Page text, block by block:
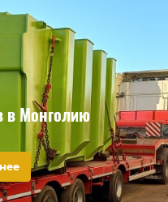
в Монголию